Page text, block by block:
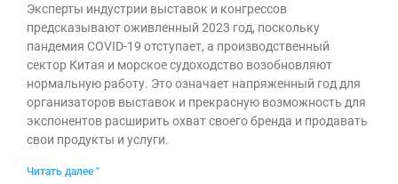
Эксперты индустрии выставок и конгрессов
предсказывают оживленный 2023 год, поскольку
пандемия COVID-19 отступает, а производственный
сектор Китая и морское судоходство возобновляют
нормальную работу. Это означает напряженный год для
организаторов выставок и прекрасную возможность для
экспонентов расширить охват своего бренда и продавать
свои продукты и услуги.
Читать далее "